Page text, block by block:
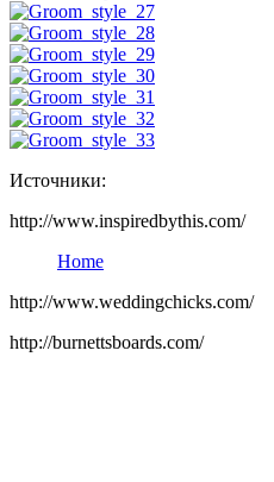
Источники:
http://www.inspiredbythis.com/
Home
http://www.weddingchicks.com/
http://burnettsboards.com/